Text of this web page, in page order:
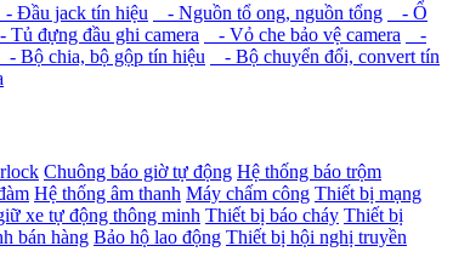
- Đầu jack tín hiệu - Nguồn tổ ong, nguồn tổng
- Ổ
Tủ đựng đầu ghi camera - Vỏ che bảo vệ camera
-
- Bộ chia, bộ gộp tín hiệu
- Bộ chuyển đổi, convert tín
Chuông báo giờ tự động Hệ thống báo trộm
Hệ thống âm thanh Máy chấm công Thiết bị mạng
xe tự động thông minh Thiết bị báo cháy Thiết bị
bán hàng Bảo hộ lao động Thiết bị hội nghị truyền